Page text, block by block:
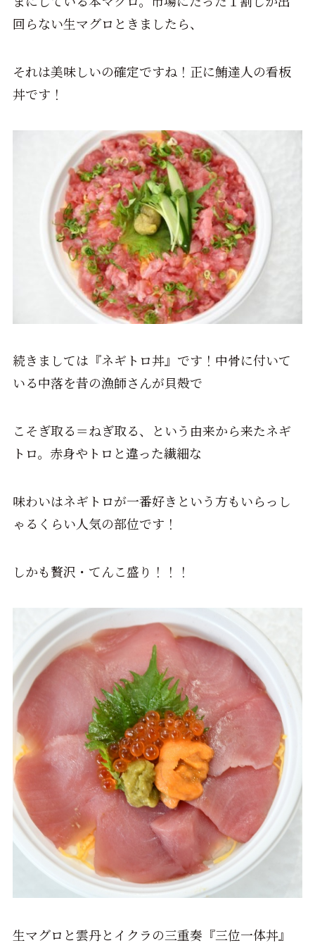
回らない生マグロときましたら、
それは美味しいの確定ですね！正に鮪達人の看板
丼です！
続きましては『ネギトロ丼』です！中骨に付いて
いる中落を昔の漁師さんが貝殻で
こそぎ取る＝ねぎ取る、という由来から来たネギ
トロ。赤身やトロと違った繊細な
味わいはネギトロが一番好きという方もいらっし
ゃるくらい人気の部位です！
しかも贅沢・てんこ盛り！！！
生マグロと雲丹とイクラの三重奏『三位一体丼』